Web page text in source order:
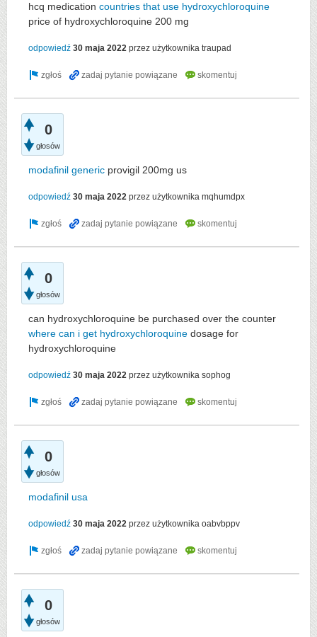
hcq medication countries that use hydroxychloroquine
price of hydroxychloroquine 200 mg
odpowiedź 30 maja 2022 przez użytkownika traupad
0
głosów
modafinil generic provigil 200mg us
odpowiedź 30 maja 2022 przez użytkownika mqhumdpx
0
głosów
can hydroxychloroquine be purchased over the counter
where can i get hydroxychloroquine dosage for
hydroxychloroquine
odpowiedź 30 maja 2022 przez użytkownika sophog
0
głosów
modafinil usa
odpowiedź 30 maja 2022 przez użytkownika oabvbppv
0
głosów